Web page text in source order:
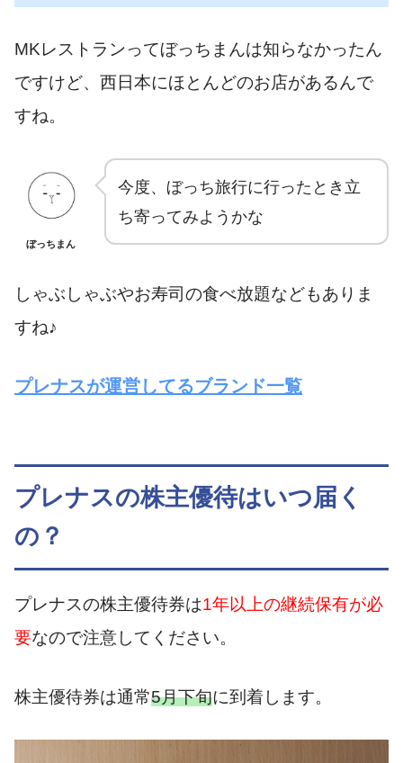
MKレストランってぼっちまんは知らなかったん
ですけど、西日本にほとんどのお店があるんで
すね。
ぼっちまん
今度、ぼっち旅行に行ったとき立
ち寄ってみようかな
しゃぶしゃぶやお寿司の食べ放題などもありま
すね♪
プレナスが運営してるブランド一覧
プレナスの株主優待はいつ届く
の？
プレナスの株主優待券は1年以上の継続保有が必
要なので注意してください。
株主優待券は通常5月下旬に到着します。